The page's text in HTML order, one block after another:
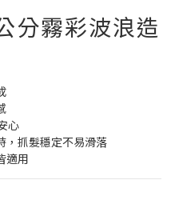
分霧彩波浪造
心
，抓髮穩定不易滑落
適用